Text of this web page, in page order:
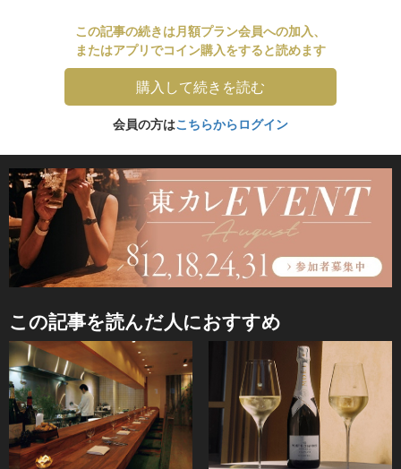
この記事の続きは月額プラン会員への加入、
またはアプリでコイン購入をすると読めます
購入して続きを読む
会員の方はこちらからログイン
この記事を読んだ人におすすめ